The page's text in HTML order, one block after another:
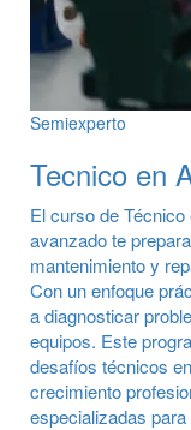
Semiexperto
Tecnico en
El curso de
avanzado te
mantenimiento y
Con un enfoque
a diagnosticar
equipos. Este
desafíos técnicos
crecimiento
especializadas